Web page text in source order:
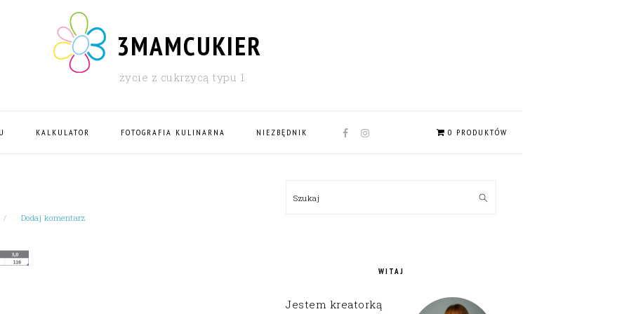
3MAMCUKIER
życie z cukrzycą typu 1
KALKULATOR FOTOGRAFIA KULINARNA NIEZBĘDNIK
NAV
0 PRODUKTÓW
Dodaj komentarz
SIDEBAR
Szukaj
WITAJ
Jestem kreatorką